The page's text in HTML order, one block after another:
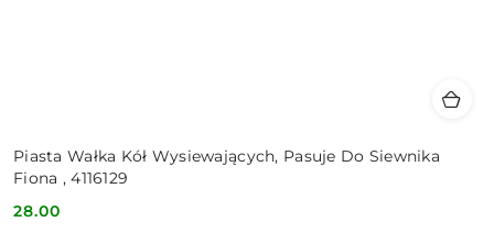
Piasta Wałka Kół Wysiewających, Pasuje Do Siewnika
Fiona , 4116129
Cena:
28.00